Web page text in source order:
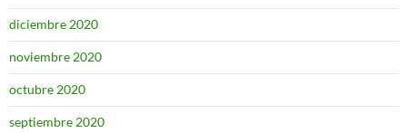
diciembre 2020
noviembre 2020
octubre 2020
septiembre 2020